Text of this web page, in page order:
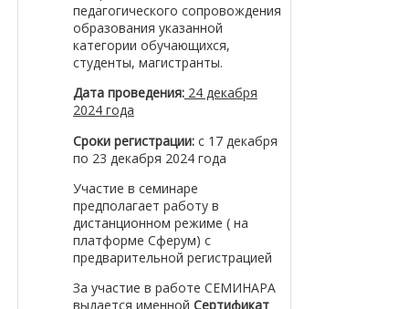
педагогического сопровождения
образования указанной
категории обучающихся,
студенты, магистранты.
Дата проведения:24 декабря
2024 года
Сроки регистрации:с 17 декабря
по 23 декабря 2024 года
Участие в семинаре
предполагает работу в
дистанционном режиме ( на
платформе Сферум) с
предварительной регистрацией
За участие в работе СЕМИНАРА
выдается именной Сертификат